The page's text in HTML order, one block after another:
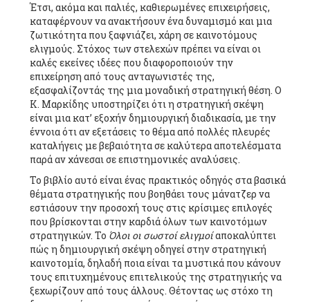
Έτσι, ακόμα και παλιές, καθιερωμένες επιχειρήσεις,
καταφέρνουν να ανακτήσουν ένα δυναμισμό και μια
ζωτικότητα που ξαφνιάζει, χάρη σε καινοτόμους
ελιγμούς. Στόχος των στελεχών πρέπει να είναι οι
καλές εκείνες ιδέες που διαφοροποιούν την
επιχείρηση από τους ανταγωνιστές της,
εξασφαλίζοντάς της μια μοναδική στρατηγική θέση. Ο
Κ. Μαρκίδης υποστηρίζει ότι η στρατηγική σκέψη
είναι μια κατ’ εξοχήν δημιουργική διαδικασία, με την
έννοια ότι αν εξετάσεις το θέμα από πολλές πλευρές
καταλήγεις με βεβαιότητα σε καλύτερα αποτελέσματα
παρά αν χάνεσαι σε επιστημονικές αναλύσεις.
Το βιβλίο αυτό είναι ένας πρακτικός οδηγός στα βασικά
θέματα στρατηγικής που βοηθάει τους μάνατζερ να
εστιάσουν την προσοχή τους στις κρίσιμες επιλογές
που βρίσκονται στην καρδιά όλων των καινοτόμων
στρατηγικών. Το Όλοι οι σωστοί ελιγμοίαποκαλύπτει
πώς η δημιουργική σκέψη οδηγεί στην στρατηγική
καινοτομία, δηλαδή ποια είναι τα μυστικά που κάνουν
τους επιτυχημένους επιτελικούς της στρατηγικής να
ξεχωρίζουν από τους άλλους. Θέτοντας ως στόχο τη